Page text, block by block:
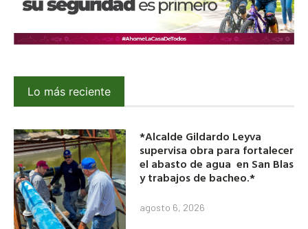
Lo más reciente
*Alcalde Gildardo Leyva
supervisa obra para fortalecer
el abasto de agua en San Blas
y trabajos de bacheo.*
agosto 6, 2026